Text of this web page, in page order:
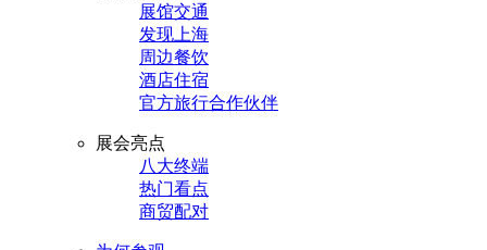
展馆交通
发现上海
周边餐饮
酒店住宿
官方旅行合作伙伴
展会亮点
八大终端
热门看点
商贸配对